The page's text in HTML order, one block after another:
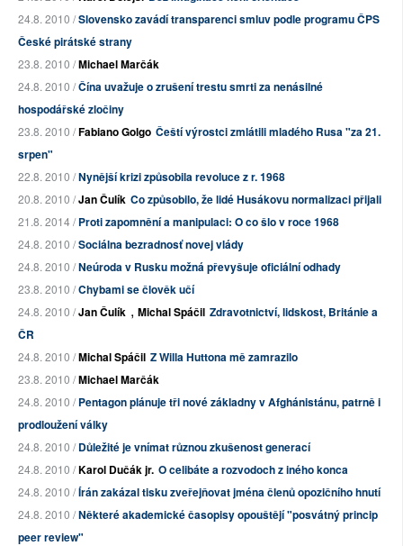
24.8. 2010 /Slovensko zavádí transparenci smluv podle programu ČPS
České pirátské strany
23.8. 2010 /Michael Marčák
24.8. 2010 /Čína uvažuje o zrušení trestu smrti za nenásilné
hospodářské zločiny
23.8. 2010 /Fabiano Golgo Čeští výrostci zmlátili mladého Rusa "za 21.
srpen"
22.8. 2010 /Nynější krizi způsobila revoluce z r. 1968
20.8. 2010 /Jan Čulík Co způsobilo, že lidé Husákovu normalizaci přijali
21.8. 2014 /Proti zapomnění a manipulaci: O co šlo v roce 1968
24.8. 2010 /Sociálna bezradnosť novej vlády
24.8. 2010 /Neúroda v Rusku možná převyšuje oficiální odhady
23.8. 2010 /Chybami se člověk učí
24.8. 2010 /Jan Čulík , Michal Spáčil Zdravotnictví, lidskost, Británie a
ČR
24.8. 2010 /Michal Spáčil Z Willa Huttona mě zamrazilo
23.8. 2010 /Michael Marčák
24.8. 2010 /Pentagon plánuje tři nové základny v Afghánistánu, patrně i
prodloužení války
24.8. 2010 /Důležité je vnímat různou zkušenost generací
24.8. 2010 /Karol Dučák jr. O celibáte a rozvodoch z iného konca
24.8. 2010 /Írán zakázal tisku zveřejňovat jména členů opozičního hnutí
24.8. 2010 /Některé akademické časopisy opouštějí "posvátný princip
peer review"